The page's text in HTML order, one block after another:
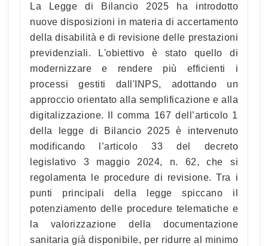
La Legge di Bilancio 2025 ha introdotto
nuove disposizioni in materia di accertamento
della disabilità e di revisione delle prestazioni
previdenziali. L'obiettivo è stato quello di
modernizzare e rendere più efficienti i
processi gestiti dall'INPS, adottando un
approccio orientato alla semplificazione e alla
digitalizzazione. Il comma 167 dell’articolo 1
della legge di Bilancio 2025 è intervenuto
modificando l’articolo 33 del decreto
legislativo 3 maggio 2024, n. 62, che si
regolamenta le procedure di revisione. Tra i
punti principali della legge spiccano il
potenziamento delle procedure telematiche e
la valorizzazione della documentazione
sanitaria già disponibile, per ridurre al minimo